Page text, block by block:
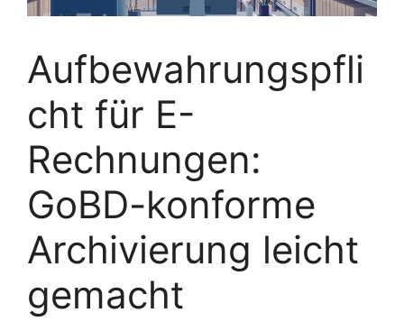
Aufbewahrungspfli
cht für E-
Rechnungen:
GoBD-konforme
Archivierung leicht
gemacht